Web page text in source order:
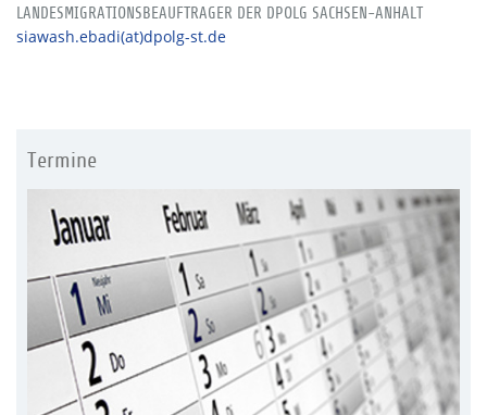
LANDESMIGRATIONSBEAUFTRAGER DER DPOLG SACHSEN-ANHALT
siawash.ebadi(at)dpolg-st.de
Termine